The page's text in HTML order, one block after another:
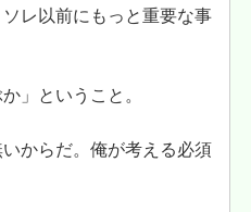
レ以前にもっと重要な事
」ということ。
からだ。俺が考える必須